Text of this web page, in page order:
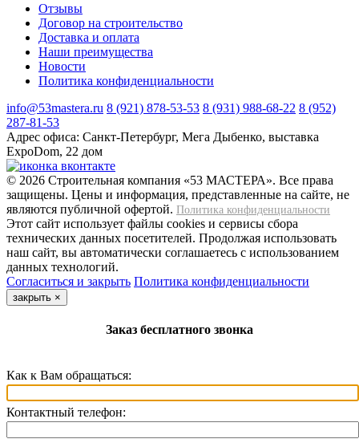
Отзывы
Договор на строительство
Доставка и оплата
Наши преимущества
Новости
Политика конфиденциальности
info@53mastera.ru 8 (921) 878-53-53 8 (931) 988-68-22 8 (952)
287-81-53
Адрес офиса: Санкт-Петербург, Мега Дыбенко, выставка
ExpoDom, 22 дом
© 2026 Строительная компания «53 МАСТЕРА». Все права
защищены. Цены и информация, представленные на сайте, не
являются публичной офертой. Политика конфиденциальности
Этот сайт использует файлы cookies и сервисы сбора
технических данных посетителей. Продолжая использовать
наш сайт, вы автоматически соглашаетесь с использованием
данных технологий.
Согласиться и закрыть Политика конфиденциальности
закрыть ×
Заказ бесплатного звонка
Как к Вам обращаться:
Контактный телефон: